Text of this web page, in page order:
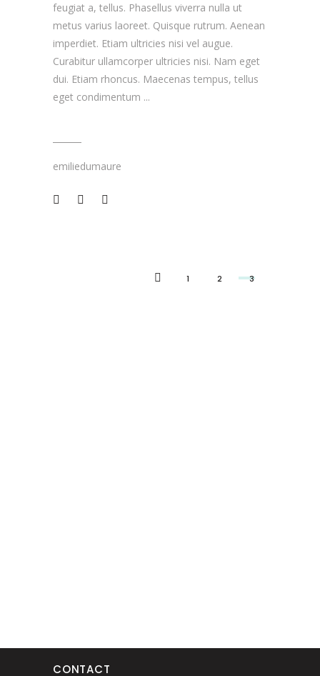
feugiat a, tellus. Phasellus viverra nulla ut
metus varius laoreet. Quisque rutrum. Aenean
imperdiet. Etiam ultricies nisi vel augue.
Curabitur ullamcorper ultricies nisi. Nam eget
dui. Etiam rhoncus. Maecenas tempus, tellus
eget condimentum
emiliedumaure
1 2 3
CONTACT